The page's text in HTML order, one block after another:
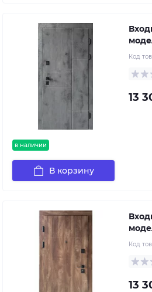
в наличии
Код
13
В корзину
Код
13